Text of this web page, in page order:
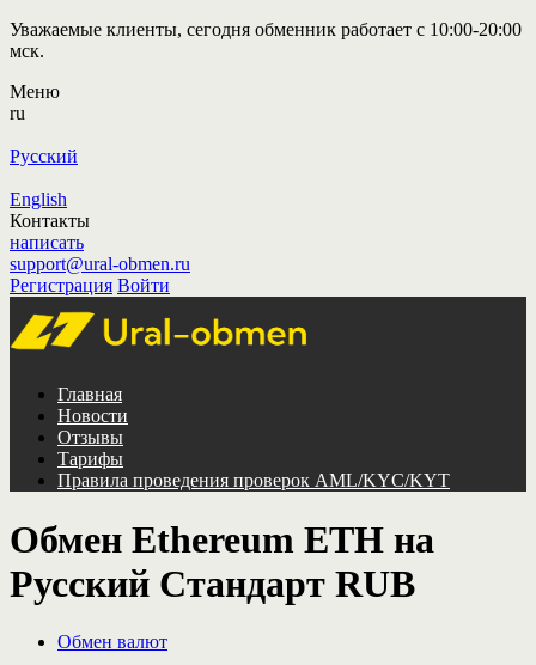
Уважаемые клиенты, сегодня обменник работает с 10:00-20:00
мск.
Меню
ru
Русский
English
Контакты
написать
support@ural-obmen.ru
Регистрация Войти
Главная
Новости
Отзывы
Тарифы
Правила проведения проверок AML/KYC/KYT
Обмен Ethereum ETH на
Русский Стандарт RUB
Обмен валют